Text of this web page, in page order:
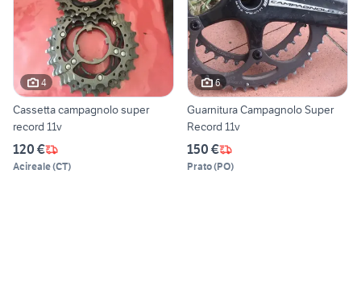
4
Cassetta campagnolo super
record 11v
120 €
Acireale(CT)
6
Guarnitura Campagnolo Super
Record 11v
150 €
Prato(PO)